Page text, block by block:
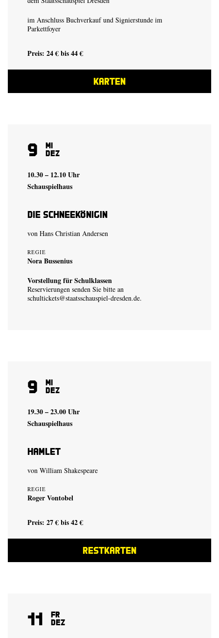
im Anschluss Buchverkauf und Signierstunde im
Parkettfoyer
Preis: 24 € bis 44 €
KARTEN
9 Mi
Dez
10.30 – 12.10 Uhr
Schauspielhaus
Die Schneekönigin
von Hans Christian Andersen
REGIE
Nora Bussenius
Vorstellung für Schulklassen
Reservierungen senden Sie bitte an
schultickets@staatsschauspiel-dresden.de.
9 Mi
Dez
19.30 – 23.00 Uhr
Schauspielhaus
Hamlet
von William Shakespeare
REGIE
Roger Vontobel
Preis: 27 € bis 42 €
RESTKARTEN
11 Fr
Dez